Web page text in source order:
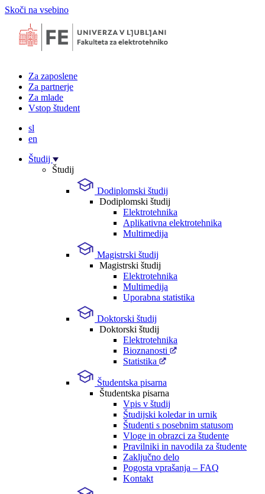
Skoči na vsebino
Za zaposlene
Za partnerje
Za mlade
Vstop študent
sl
en
Študij
Študij
Dodiplomski študij
Dodiplomski študij
Elektrotehnika
Aplikativna elektrotehnika
Multimedija
Magistrski študij
Magistrski študij
Elektrotehnika
Multimedija
Uporabna statistika
Doktorski študij
Doktorski študij
Elektrotehnika
Bioznanosti
Statistika
Študentska pisarna
Študentska pisarna
Vpis v študij
Študijski koledar in urnik
Študenti s posebnim statusom
Vloge in obrazci za študente
Pravilniki in navodila za študente
Zaključno delo
Pogosta vprašanja – FAQ
Kontakt